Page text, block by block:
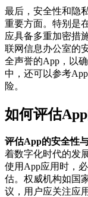
最后，安全性和隐
重要方面。特别是
应具备多重加密措
联网信息办公室的
全声誉的App，以
中，还可以参考
险。
如何评估
评估App的安全性
着数字化时代的发
使用App应用时，
估。权威机构如国
议，用户应关注应